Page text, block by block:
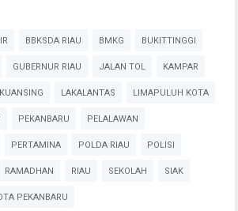
BBKSDA RIAU BMKG BUKITTINGGI
GUBERNUR RIAU JALAN TOL KAMPAR
KUANSING LAKALANTAS LIMAPULUH KOTA
PEKANBARU PELALAWAN
PERTAMINA POLDA RIAU POLISI
RAMADHAN RIAU SEKOLAH SIAK
PEKANBARU